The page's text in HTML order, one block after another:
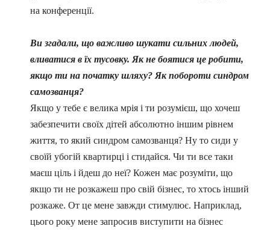
на конференції.
Ви згадали, що важливо шукати сильних людей,
вливатися в їх тусовку. Як не боятися це робити,
якщо ти на початку шляху? Як побороти синдром
самозванця?
Якщо у тебе є велика мрія і ти розумієш, що хочеш
забезпечити своїх дітей абсолютно іншим рівнем
життя, то який синдром самозванця? Ну то сиди у
своїй убогій квартирці і стидайся. Чи ти все таки
маєш ціль і йдеш до неї? Кожен має розуміти, що
якщо ти не розкажеш про свій бізнес, то хтось інший
розкаже. От це мене завжди стимулює. Наприклад,
цього року мене запросив виступити на бізнес